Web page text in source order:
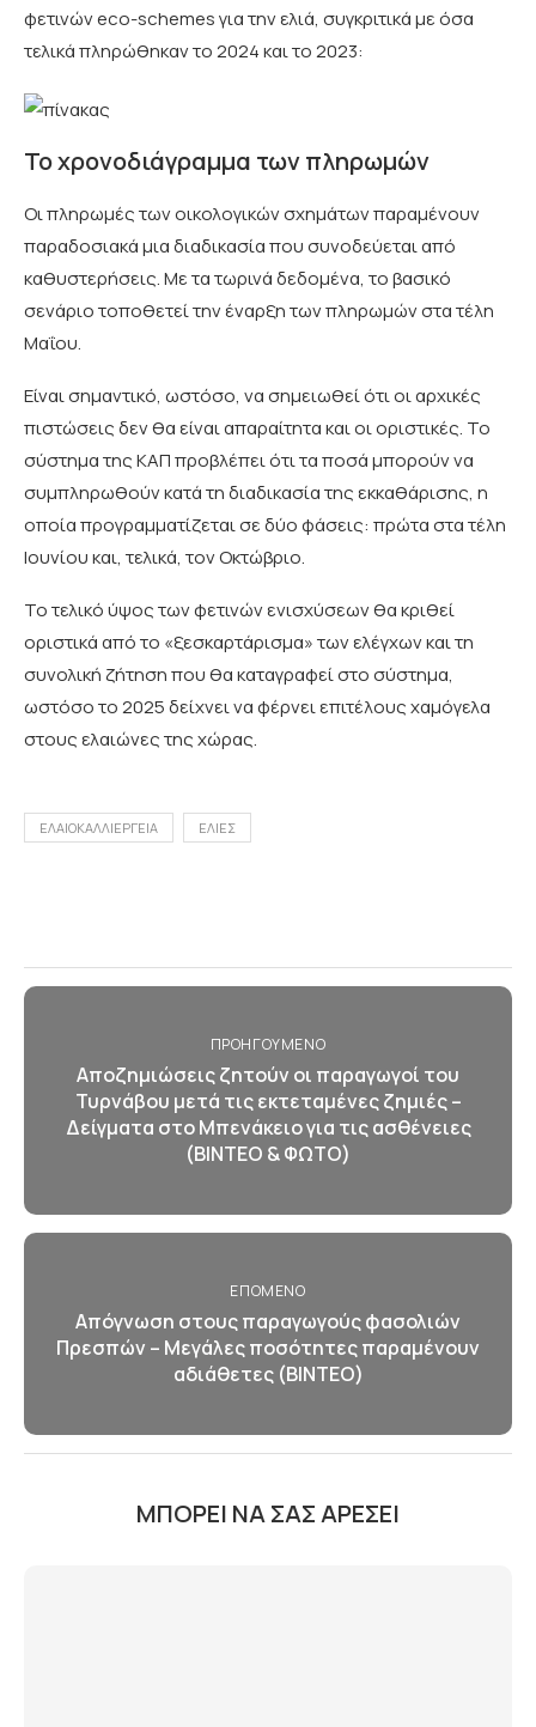
φετινών eco-schemes για την ελιά, συγκριτικά με όσα
τελικά πληρώθηκαν το 2024 και το 2023:
Το χρονοδιάγραμμα των πληρωμών
Οι πληρωμές των οικολογικών σχημάτων παραμένουν
παραδοσιακά μια διαδικασία που συνοδεύεται από
καθυστερήσεις. Με τα τωρινά δεδομένα, το βασικό
σενάριο τοποθετεί την έναρξη των πληρωμών στα τέλη
Μαΐου.
Είναι σημαντικό, ωστόσο, να σημειωθεί ότι οι αρχικές
πιστώσεις δεν θα είναι απαραίτητα και οι οριστικές. Το
σύστημα της ΚΑΠ προβλέπει ότι τα ποσά μπορούν να
συμπληρωθούν κατά τη διαδικασία της εκκαθάρισης, η
οποία προγραμματίζεται σε δύο φάσεις: πρώτα στα τέλη
Ιουνίου και, τελικά, τον Οκτώβριο.
Το τελικό ύψος των φετινών ενισχύσεων θα κριθεί
οριστικά από το «ξεσκαρτάρισμα» των ελέγχων και τη
συνολική ζήτηση που θα καταγραφεί στο σύστημα,
ωστόσο το 2025 δείχνει να φέρνει επιτέλους χαμόγελα
στους ελαιώνες της χώρας.
ΕΛΑΙΟΚΑΛΛΙΕΡΓΕΙΑ ΕΛΙΕΣ
ΠΡΟΗΓΟΎΜΕΝΟ
Αποζημιώσεις ζητούν οι παραγωγοί του
Τυρνάβου μετά τις εκτεταμένες ζημιές –
Δείγματα στο Μπενάκειο για τις ασθένειες
(ΒΙΝΤΕΟ & ΦΩΤΟ)
ΕΠΌΜΕΝΟ
Απόγνωση στους παραγωγούς φασολιών
Πρεσπών – Μεγάλες ποσότητες παραμένουν
αδιάθετες (ΒΙΝΤΕΟ)
ΜΠΟΡΕΊ ΝΑ ΣΑΣ ΑΡΈΣΕΙ